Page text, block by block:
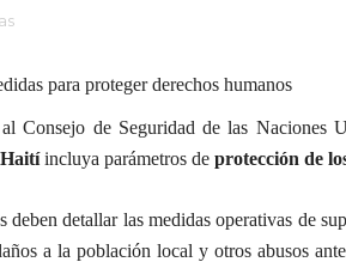
Consejo de Seguridad de las Naciones
incluya parámetros de protección de
detallar las medidas operativas de
a la población local y otros abusos